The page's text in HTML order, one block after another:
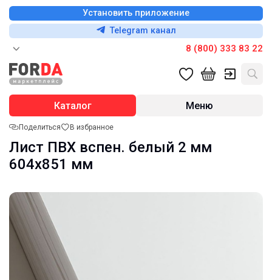
Установить приложение
Telegram канал
8 (800) 333 83 22
Каталог Меню
Поделиться В избранное
Лист ПВХ вспен. белый 2 мм
604х851 мм